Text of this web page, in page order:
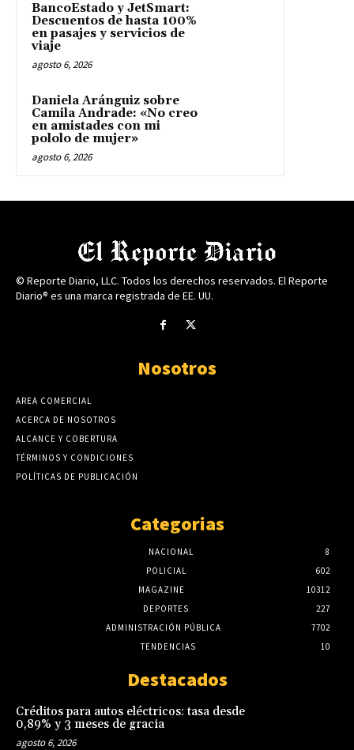
BancoEstado y JetSmart:
Descuentos de hasta 100%
en pasajes y servicios de
viaje
agosto 6, 2026
Daniela Aránguiz sobre
Camila Andrade: «No creo
en amistades con mi
pololo de mujer»
agosto 6, 2026
© Reporte Diario, LLC. Todos los derechos reservados. El Reporte
Diario® es una marca registrada de EE. UU.
Nosotros
AREA COMERCIAL
ACERCA DE NOSOTROS
ALCANCE Y COBERTURA
TÉRMINOS Y CONDICIONES
POLÍTICAS DE PUBLICACIÓN
Categorias
NACIONAL
8
POLICIAL
602
MAGAZINE
10312
DEPORTES
227
ADMINISTRACIÓN PÚBLICA
7702
TENDENCIAS
10
Destacados
Créditos para autos eléctricos: tasa desde
0,89% y 3 meses de gracia
agosto 6, 2026